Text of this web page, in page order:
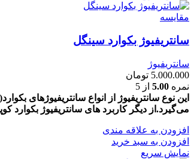
مقايسه
سانتریفیوژ بکوارد سینگل
سانتریفیوژ
5.000.000 تومان
نمره 5.00 از 5
این نوع سانتریفیوژ از انواع سانتریفیوژهای
می‌گیرد.از دیگر کاربرد های سانتریفیوژ
افزودن به علاقه مندی
افزودن به سبد خرید
نمایش سریع